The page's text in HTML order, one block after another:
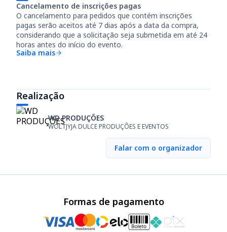
Cancelamento de inscrições pagas
O cancelamento para pedidos que contém inscrições
pagas serão aceitos até 7 dias após a data da compra,
considerando que a solicitação seja submetida em até 24
horas antes do início do evento.
Saiba mais
Realização
WD PRODUÇÕES
WOLTJYJA DULCE PRODUÇÕES E EVENTOS
Falar com o organizador
Formas de pagamento